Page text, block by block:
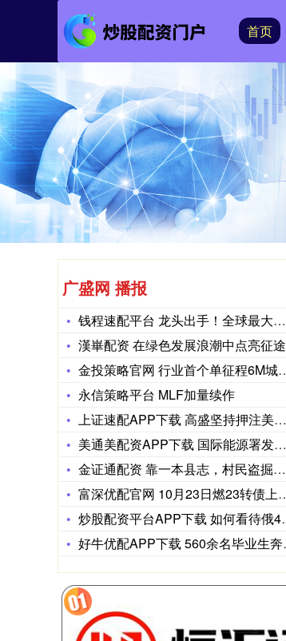
首页
广盛网 播报
钱程速配平台 龙头出手！全球最大硅光芯片代工厂诞生 光通信产
漢崋配资 在绿色发展浪潮中点亮征途
金投策略官网 行业首个单征程6M城市NOA方案将量产上车
永信策略平台 MLF加量续作
上证速配APP下载 高盛坚持押注美债曲线中段洼地 看好远期通
美通美配资APP下载 国际能源署发布报告显示—— 能源服务需
金证通配资 靠一本县志，村民盗掘文物获利400万，专家痛心：
富深优配官网 10月23日燃23转债上涨0.58%，转股溢价
炒股配资平台APP下载 如何看待俄40分钟40枚导弹砸向基辅
好牛优配APP下载 560余名毕业生奔赴中西部17省县域学校
深证成指 14311.01 200.89 1.42%